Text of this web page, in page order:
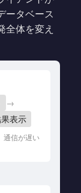
ータベース
全体を変え
→
表示
通信が遅い